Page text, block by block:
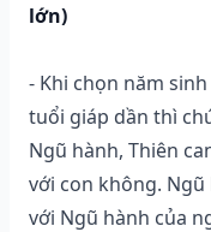
lớn)
- Khi chọn năm
tuổi giáp dần thì
Ngũ hành, Thiên
với con không.
với Ngũ hành của